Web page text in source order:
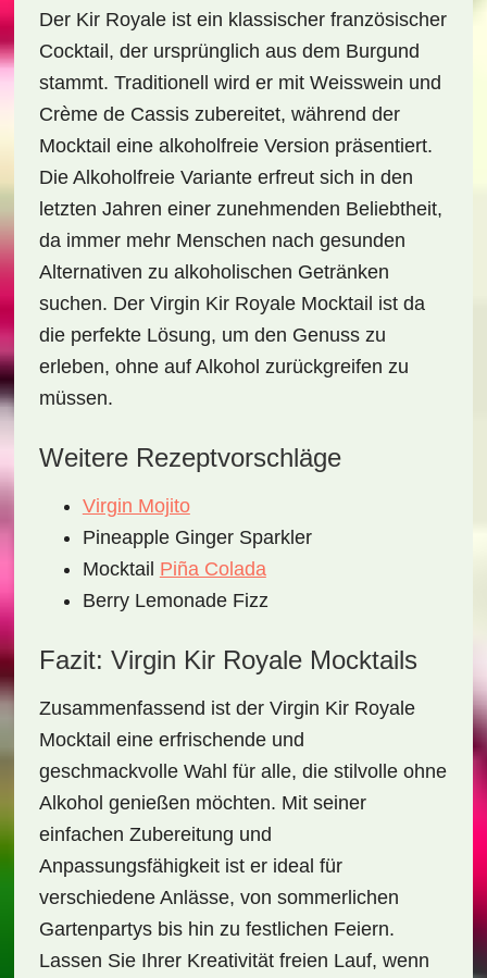
Der Kir Royale ist ein klassischer französischer
Cocktail, der ursprünglich aus dem Burgund
stammt. Traditionell wird er mit Weisswein und
Crème de Cassis zubereitet, während der
Mocktail eine alkoholfreie Version präsentiert.
Die Alkoholfreie Variante erfreut sich in den
letzten Jahren einer zunehmenden Beliebtheit,
da immer mehr Menschen nach gesunden
Alternativen zu alkoholischen Getränken
suchen. Der Virgin Kir Royale Mocktail ist da
die perfekte Lösung, um den Genuss zu
erleben, ohne auf Alkohol zurückgreifen zu
müssen.
Weitere Rezeptvorschläge
Virgin Mojito
Pineapple Ginger Sparkler
Mocktail Piña Colada
Berry Lemonade Fizz
Fazit: Virgin Kir Royale Mocktails
Zusammenfassend ist der Virgin Kir Royale
Mocktail eine erfrischende und
geschmackvolle Wahl für alle, die stilvolle ohne
Alkohol genießen möchten. Mit seiner
einfachen Zubereitung und
Anpassungsfähigkeit ist er ideal für
verschiedene Anlässe, von sommerlichen
Gartenpartys bis hin zu festlichen Feiern.
Lassen Sie Ihrer Kreativität freien Lauf, wenn